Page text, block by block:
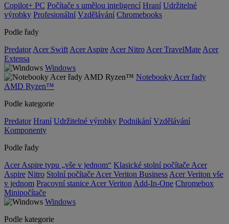
Copilot+ PC Počítače s umělou inteligencí Hraní Udržitelné
výrobky Profesionální Vzdělávání Chromebooks
Podle řady
Predator Acer Swift Acer Aspire Acer Nitro Acer TravelMate Acer
Extensa
Windows
Notebooky Acer řady
AMD Ryzen™
Podle kategorie
Predator Hraní Udržitelné výrobky Podnikání Vzdělávání
Komponenty
Podle řady
Acer Aspire typu „vše v jednom“ Klasické stolní počítače Acer
Aspire Nitro Stolní počítače Acer Veriton Business Acer Veriton vše
v jednom Pracovní stanice Acer Veriton Add-In-One Chromebox
Minipočítače
Windows
Podle kategorie